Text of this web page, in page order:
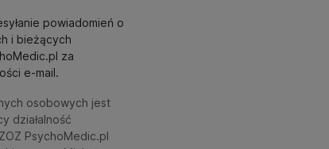
powiadomień o
i bieżących
za
e-mail.
osobowych jest
działalność
PsychoMedic.pl